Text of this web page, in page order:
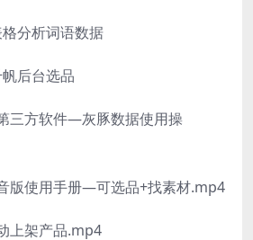
分析词语数据
后台选品
三方软件—灰豚数据使用操
版使用手册—可选品+找素材.mp4
上架产品.mp4